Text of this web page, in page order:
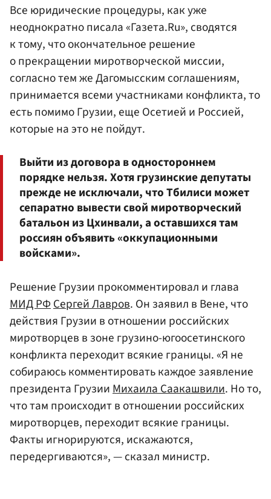
Все юридические процедуры, как уже
неоднократно писала «Газета.Ru», сводятся
к тому, что окончательное решение
о прекращении миротворческой миссии,
согласно тем же Дагомысским соглашениям,
принимается всеми участниками конфликта, то
есть помимо Грузии, еще Осетией и Россией,
которые на это не пойдут.
Выйти из договора в одностороннем
порядке нельзя. Хотя грузинские депутаты
прежде не исключали, что Тбилиси может
сепаратно вывести свой миротворческий
батальон из Цхинвали, а оставшихся там
россиян объявить «оккупационными
войсками».
Решение Грузии прокомментировал и глава
МИД РФСергей Лавров. Он заявил в Вене, что
действия Грузии в отношении российских
миротворцев в зоне грузино-югоосетинского
конфликта переходит всякие границы. «Я не
собираюсь комментировать каждое заявление
президента ГрузииМихаила Саакашвили. Но то,
что там происходит в отношении российских
миротворцев, переходит всякие границы.
Факты игнорируются, искажаются,
передергиваются», — сказал министр.